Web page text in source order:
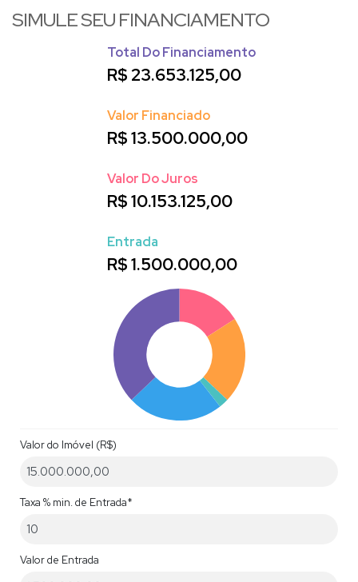
BALNEÁRIO CAMBORIÚ-SC
Demian, atua em todo o litoral Catarinense,
particularmente em Balneário Camboriú
comercialização de imóveis de alto padrão. Em outras
regiões dispõe de eficazes parceiros que o auxiliam nos
Venha conhecer a maravilhosa Balneário Camboriú, a
princesa do Atlântico. Excelente para investir, morar e
principalmente, VIVER na PRAIA!
Apartamento em Balneário Camboriú
Apartamento Balneário Camboriú
Cobertura em Balneário Camboriú
SIMULE SEU FINANCIAMENTO
Total Do Financiamento
R$23.653.125,00
Valor Financiado
R$13.500.000,00
Valor Do Juros
R$10.153.125,00
Entrada
R$1.500.000,00
Valor do Imóvel (R$)
Taxa % min. de Entrada*
Valor de Entrada